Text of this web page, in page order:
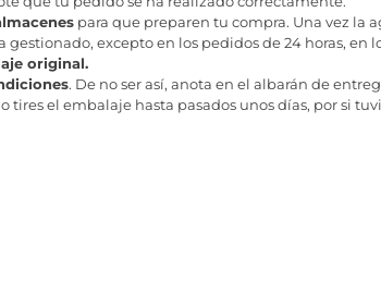
para que preparen tu compra. Una vez la
excepto en los pedidos de 24 horas, en
original.
. De no ser así, anota en el albarán de
el embalaje hasta pasados unos días, por si